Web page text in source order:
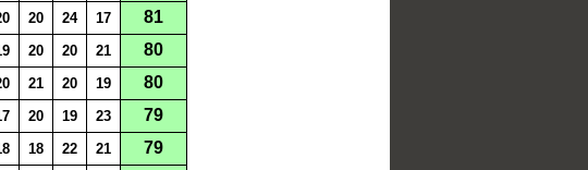
20 24 17 81
20 20 21 80
21 20 19 80
20 19 23 79
18 22 21 79